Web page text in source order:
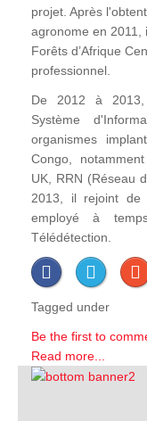
projet. Après
agronome en 2011,
Forêts d’Afrique
professionnel.
De 2012 à
Système
organismes
Congo,
UK, RRN (Réseau
2013, il rejoint de
employé à
Télédétection.
Tagged under
Be the first to
Read more...